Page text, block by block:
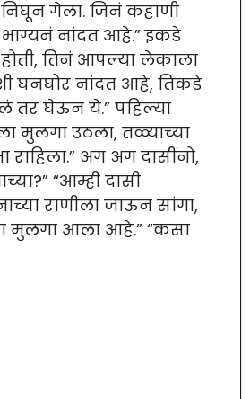
गेला. जिनं कहाणी
भाग्यनं नांदत आहे.” इकडे
होती, तिनं आपल्या लेकाला
घनघोर नांदत आहे, तिकडे
तर घेऊन ये.” पहिल्या
मुलगा उठला, तळ्याच्या
राहिला.” अग अग दासींनो,
“आम्ही दासी
राणीला जाऊन सांगा,
मुलगा आला आहे.” “कसा